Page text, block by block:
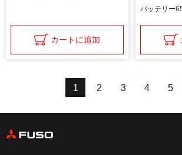
カートに追加
バッテリー
1 2 3 4 5